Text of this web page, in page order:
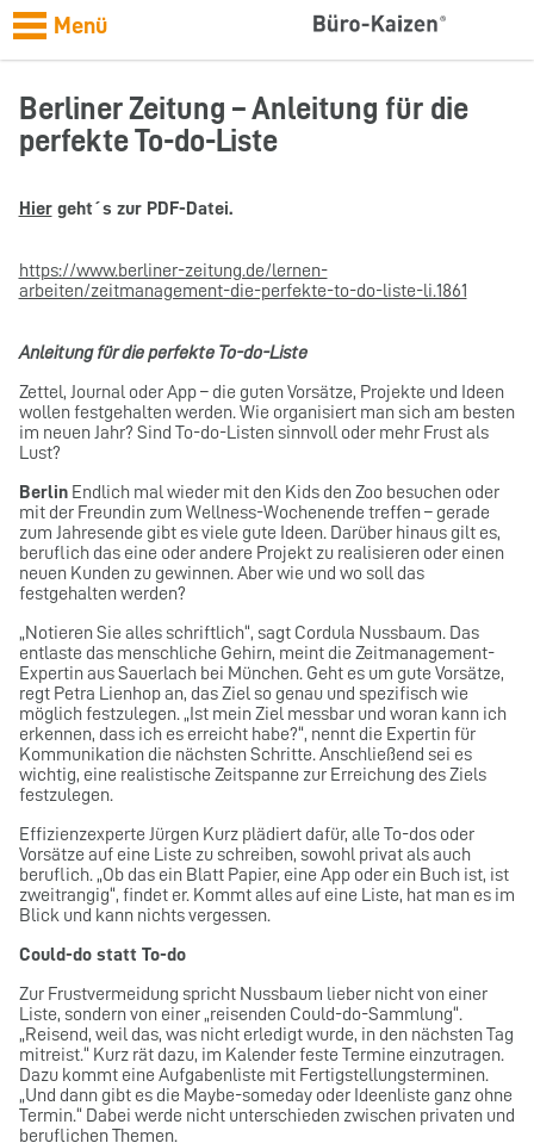
Menü
Berliner Zeitung – Anleitung für die
perfekte To-do-Liste
Hiergeht´s zur PDF-Datei.
https://www.berliner-zeitung.de/lernen-
arbeiten/zeitmanagement-die-perfekte-to-do-liste-li.1861
Anleitung für die perfekte To-do-Liste
Zettel, Journal oder App – die guten Vorsätze, Projekte und Ideen
wollen festgehalten werden. Wie organisiert man sich am besten
im neuen Jahr? Sind To-do-Listen sinnvoll oder mehr Frust als
Lust?
BerlinEndlich mal wieder mit den Kids den Zoo besuchen oder
mit der Freundin zum Wellness-Wochenende treffen – gerade
zum Jahresende gibt es viele gute Ideen. Darüber hinaus gilt es,
beruflich das eine oder andere Projekt zu realisieren oder einen
neuen Kunden zu gewinnen. Aber wie und wo soll das
festgehalten werden?
„Notieren Sie alles schriftlich“, sagt Cordula Nussbaum. Das
entlaste das menschliche Gehirn, meint die Zeitmanagement-
Expertin aus Sauerlach bei München. Geht es um gute Vorsätze,
regt Petra Lienhop an, das Ziel so genau und spezifisch wie
möglich festzulegen. „Ist mein Ziel messbar und woran kann ich
erkennen, dass ich es erreicht habe?“, nennt die Expertin für
Kommunikation die nächsten Schritte. Anschließend sei es
wichtig, eine realistische Zeitspanne zur Erreichung des Ziels
festzulegen.
Effizienzexperte Jürgen Kurz plädiert dafür, alle To-dos oder
Vorsätze auf eine Liste zu schreiben, sowohl privat als auch
beruflich. „Ob das ein Blatt Papier, eine App oder ein Buch ist, ist
zweitrangig“, findet er. Kommt alles auf eine Liste, hat man es im
Blick und kann nichts vergessen.
Could-do statt To-do
Zur Frustvermeidung spricht Nussbaum lieber nicht von einer
Liste, sondern von einer „reisenden Could-do-Sammlung“.
„Reisend, weil das, was nicht erledigt wurde, in den nächsten Tag
mitreist.“ Kurz rät dazu, im Kalender feste Termine einzutragen.
Dazu kommt eine Aufgabenliste mit Fertigstellungsterminen.
„Und dann gibt es die Maybe-someday oder Ideenliste ganz ohne
Termin.“ Dabei werde nicht unterschieden zwischen privaten und
beruflichen Themen.